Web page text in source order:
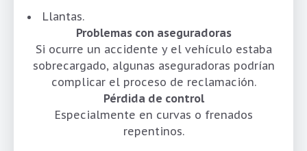
Llantas.
Problemas con aseguradoras
Si ocurre un accidente y el vehículo estaba
sobrecargado, algunas aseguradoras podrían
complicar el proceso de reclamación.
Pérdida de control
Especialmente en curvas o frenados
repentinos.